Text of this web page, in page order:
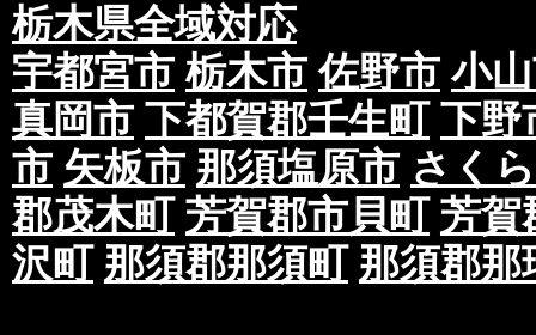
栃木県全域対応
宇都宮市 栃木市 佐野市 小
真岡市 下都賀郡壬生町 下野
市 矢板市 那須塩原市 さく
郡茂木町 芳賀郡市貝町 芳賀
沢町 那須郡那須町 那須郡那